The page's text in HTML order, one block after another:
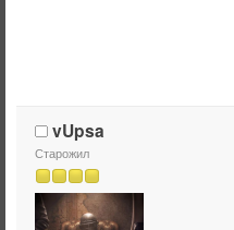
vUpsa
Старожил